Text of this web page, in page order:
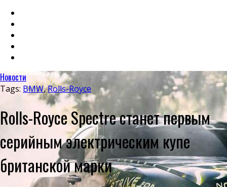
Новости
Tags: BMW,Rolls-Royce
Rolls-Royce Spectre станет первым
серийным электрическим купе
британской марки